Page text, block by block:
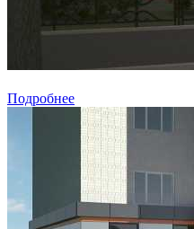
Подробнее